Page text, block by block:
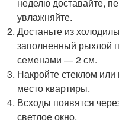
увлажняйте.
Достаньте из
заполненный рыхлой
семенами — 2 см.
Накройте стеклом или
место квартиры.
Всходы появятся
светлое окно.